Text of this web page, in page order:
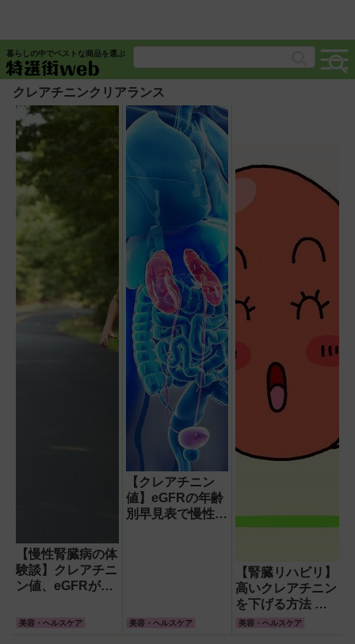
暮らしの中でベストな商品を選ぶ
クレアチニンクリアランス
【慢性腎臓病の体
験談】クレアチニ
ン値、eGFRが運
ハビリの効果と症
美容・ヘルスケア
【クレアチニン
値】eGFRの年齢
別早見表で慢性腎
美容・ヘルスケア
【腎臓リハビリ】
高いクレアチニン
を下げる方法 運
動と体操で慢性腎
美容・ヘルスケア